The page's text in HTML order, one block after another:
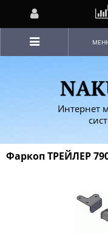
Интернет
Фаркоп ТРЕЙЛЕР